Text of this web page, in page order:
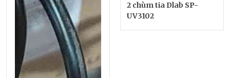
2 chùm tia Dlab SP-
UV3102